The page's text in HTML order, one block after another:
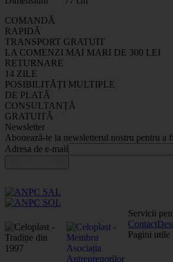
COMANDĂ
RAPIDĂ
TRANSPORT GRATUIT
LA COMENZI MAI MARI DE 300 LEI
RETURNARE
14 ZILE
POSIBILITĂȚI MULTIPLE
DE PLATĂ
CONSULTANȚĂ
GRATUITĂ
Newsletter
Abonează-te la newsletterul nostru pentru a
Adresa de e-mail
Servicii
Contact
Pagini utile